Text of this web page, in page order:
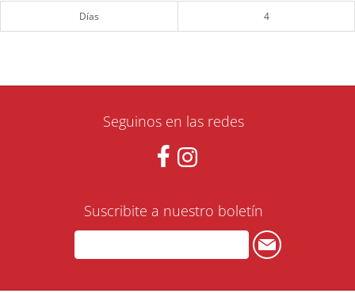
Días 4
Seguinos en las redes
Suscribite a nuestro boletín